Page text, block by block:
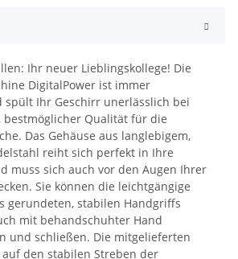
Ihr neuer Lieblingskollege! Die
DigitalPower ist immer
spült Ihr Geschirr unerlässlich bei
Qualität für die
Das Gehäuse aus langlebigem,
reiht sich perfekt in Ihre
muss sich auch vor den Augen Ihrer
Sie können die leichtgängige
gerundeten, stabilen Handgriffs
mit behandschuhter Hand
und schließen. Die mitgelieferten
den stabilen Streben der